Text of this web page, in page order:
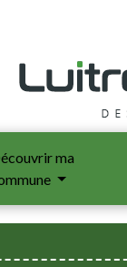
ma